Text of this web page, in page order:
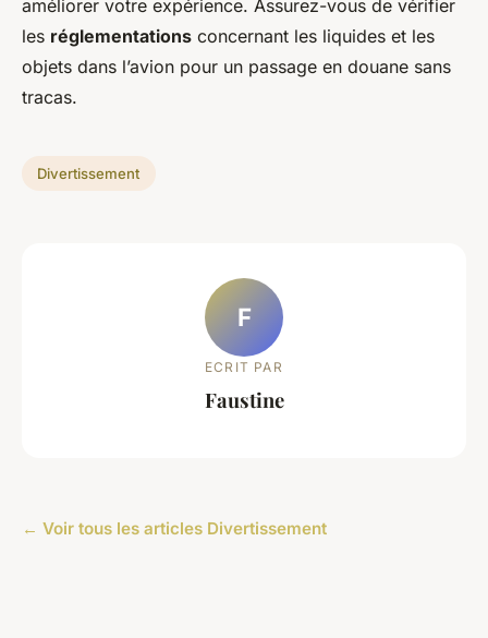
améliorer votre expérience. Assurez-vous de vérifier
les réglementations concernant les liquides et les
objets dans l’avion pour un passage en douane sans
tracas.
Divertissement
F
ECRIT PAR
Faustine
← Voir tous les articles Divertissement